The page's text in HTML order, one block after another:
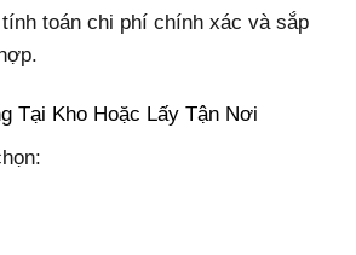
toán chi phí chính xác và sắp
Tại Kho Hoặc Lấy Tận Nơi